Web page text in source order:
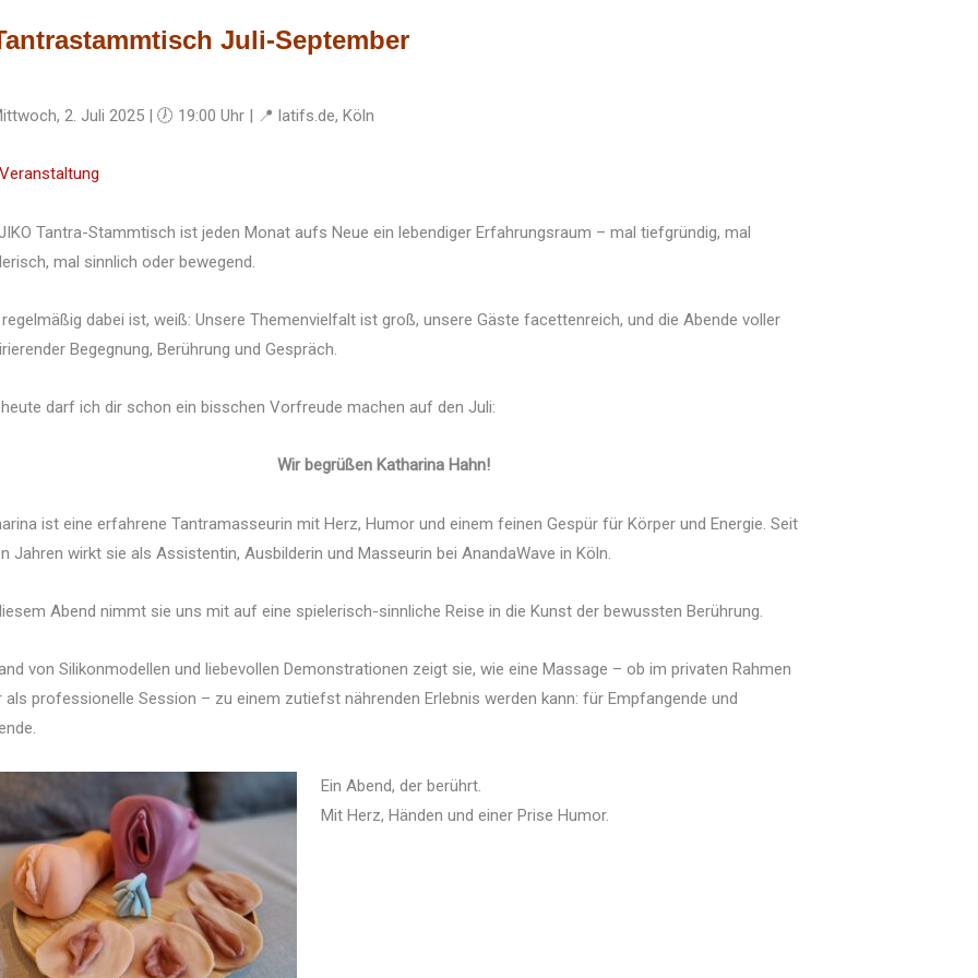
Juli-September
2. Juli 2025 | 🕖 19:00 Uhr | 📍 latifs.de, Köln
Tantra-Stammtisch ist jeden Monat aufs Neue ein lebendiger Erfahrungsraum – mal tiefgründig, mal
mal sinnlich oder bewegend.
dabei ist, weiß: Unsere Themenvielfalt ist groß, unsere Gäste facettenreich, und die Abende voller
Begegnung, Berührung und Gespräch.
darf ich dir schon ein bisschen Vorfreude machen auf den Juli:
Wir begrüßen Katharina Hahn!
ist eine erfahrene Tantramasseurin mit Herz, Humor und einem feinen Gespür für Körper und Energie. Seit
Jahren wirkt sie als Assistentin, Ausbilderin und Masseurin bei AnandaWave in Köln.
Abend nimmt sie uns mit auf eine spielerisch-sinnliche Reise in die Kunst der bewussten Berührung.
von Silikonmodellen und liebevollen Demonstrationen zeigt sie, wie eine Massage – ob im privaten Rahmen
als professionelle Session – zu einem zutiefst nährenden Erlebnis werden kann: für Empfangende und
Ein Abend, der berührt.
Mit Herz, Händen und einer Prise Humor.